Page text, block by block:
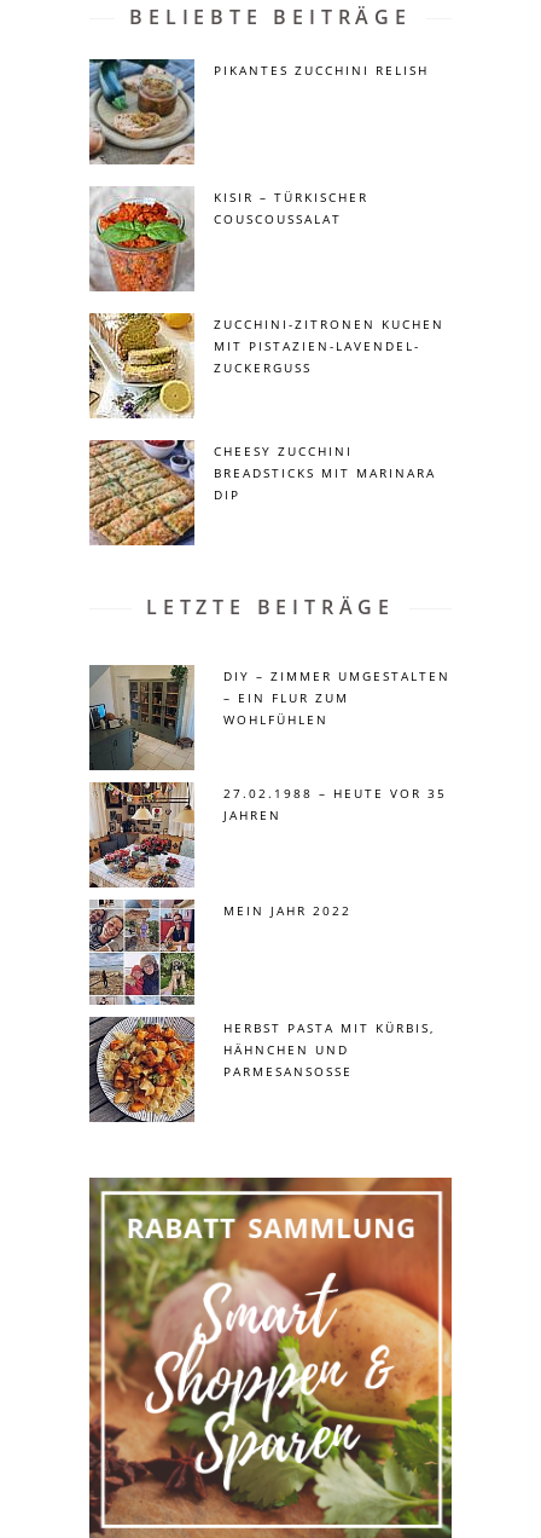
BELIEBTE BEITRÄGE
PIKANTES ZUCCHINI RELISH
KISIR – TÜRKISCHER
COUSCOUSSALAT
ZUCCHINI-ZITRONEN KUCHEN
MIT PISTAZIEN-LAVENDEL-
ZUCKERGUSS
CHEESY ZUCCHINI
BREADSTICKS MIT MARINARA
DIP
LETZTE BEITRÄGE
DIY – ZIMMER UMGESTALTEN
– EIN FLUR ZUM
WOHLFÜHLEN
27.02.1988 – HEUTE VOR 35
JAHREN
MEIN JAHR 2022
HERBST PASTA MIT KÜRBIS,
HÄHNCHEN UND
PARMESANSOSSE